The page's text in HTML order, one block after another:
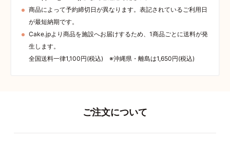
商品によって予約締切日が異なります。表記されているご利用日
が最短納期です。
Cake.jpより商品を施設へお届けするため、1商品ごとに送料が発
生します。
全国送料一律1,100円(税込) ※沖縄県・離島は1,650円(税込)
ご注文について